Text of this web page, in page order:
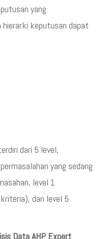
yang
keputusan dapat
dari 5 level,
yang sedang
level 1
dan level 5
Data AHP Expert